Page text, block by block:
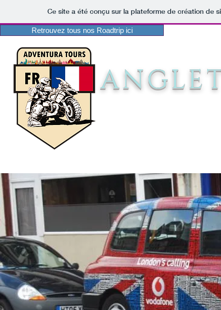
Ce site a été conçu sur la plateforme de création de
Retrouvez tous nos Roadtrip ici